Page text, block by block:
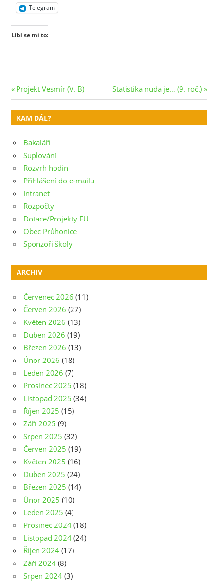
Telegram
Líbí se mi to:
Navigace
pro
příspěvek
Previous
Post:
Projekt Vesmír (V. B)
Next
Post:
Statistika nuda je… (9. roč.)
KAM DÁL?
Bakaláři
Suplování
Rozvrh hodin
Přihlášení do e-mailu
Intranet
Rozpočty
Dotace/Projekty EU
Obec Průhonice
Sponzoři školy
ARCHIV
Červenec 2026 (11)
Červen 2026 (27)
Květen 2026 (13)
Duben 2026 (19)
Březen 2026 (13)
Únor 2026 (18)
Leden 2026 (7)
Prosinec 2025 (18)
Listopad 2025 (34)
Říjen 2025 (15)
Září 2025 (9)
Srpen 2025 (32)
Červen 2025 (19)
Květen 2025 (16)
Duben 2025 (24)
Březen 2025 (14)
Únor 2025 (10)
Leden 2025 (4)
Prosinec 2024 (18)
Listopad 2024 (24)
Říjen 2024 (17)
Září 2024 (8)
Srpen 2024 (3)